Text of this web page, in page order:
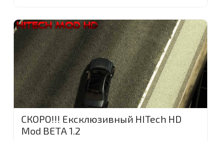
возвращен.
...
СКОРО!!! Ексклюзивный HITech HD
Mod BETA 1.2